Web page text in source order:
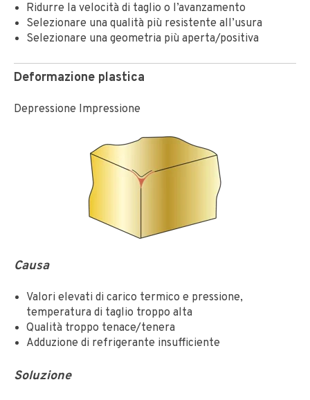
Ridurre la velocità di taglio o l’avanzamento
Selezionare una qualità più resistente all’usura
Selezionare una geometria più aperta/positiva
Deformazione plastica
Depressione Impressione
Causa
Valori elevati di carico termico e pressione,
temperatura di taglio troppo alta
Qualità troppo tenace/tenera
Adduzione di refrigerante insufficiente
Soluzione